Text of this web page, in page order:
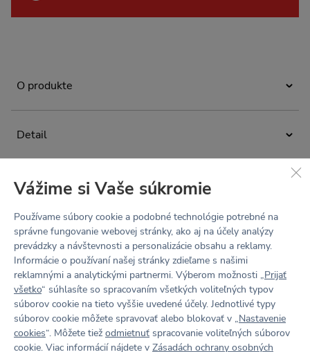
O produkte
Dlhé bavlnené legíny s nohavicami do zvonu z limitovanej
Kladošovej.Prepojenie širokých nohavíc a legín prináša
Originálna potlač zvonových legín dodá outfitu štipku
hravosti, zatiaľ čo dômyselné švy tvarujú postavu.
nastaviteľná šnúrka v páse zvonových legín ponúka
možnosť prepletenia s podprsenkou z kolekcie a vytvorenia
štýlového overalu. Variabilný model z jemnej kvalitnej
bavlny, ktorý si môžete upraviť podľa seba – pre šport,
voľný čas aj chvíle, kedy chcete zažiariť.
Neprehliadnuteľný setsi môžete vytvoriť sčiernou
športovoualebobavlnenou podprsenkou s potlačou.
Detail
exkluzívna limitovaná kolekcia
autorská potlač od českej dizajnérky Terezy Rosalie
Kladošovej
flared štýl
zvonové nohavice ku členku
dômyselné hravé švy
šnúrka a očká v pásovom golieri k variabilite nosenia
biele TRK x KINOKO logo na pravom boku
navrhnuté a ušité v Česku
Materiál
Zloženie: 96% bavlna, 4% elastan
Údržba a starostlivosť
Prať na 30 °C. Nebieliť. Nesušiť v bubnovej sušičke.
Chemicky nečistiť. Žehliť iba na nízky stupeň.
Recenzie
Buď prvý
Vážime si Vaše súkromie
Používame súbory cookie a podobné technológie potrebné na
správne fungovanie webovej stránky, ako aj na účely analýzy
prevádzky a návštevnosti a personalizácie obsahu a reklamy.
Informácie o používaní našej stránky zdieľame s našimi
reklamnými a analytickými partnermi. Výberom možnosti „Prijať
všetko“ súhlasíte so spracovaním všetkých voliteľných typov
súborov cookie na tieto vyššie uvedené účely. Jednotlivé typy
súborov cookie môžete spravovať alebo blokovať v „Nastavenie
cookies“. Môžete tiež odmietnuť spracovanie voliteľných súborov
cookie. Viac informácií nájdete v Zásadách ochrany osobných